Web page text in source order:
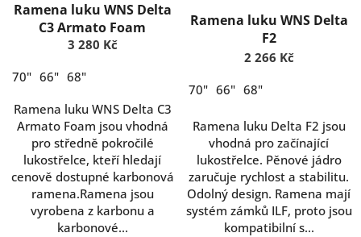
Ramena luku WNS Delta
C3 Armato Foam
3 280 Kč
70" 66" 68"
Ramena luku WNS Delta C3
Armato Foam jsou vhodná
pro středně pokročilé
lukostřelce, kteří hledají
cenově dostupné karbonová
ramena.Ramena jsou
vyrobena z karbonu a
karbonové...
Ramena luku WNS Delta
F2
2 266 Kč
70" 66" 68"
Ramena luku Delta F2 jsou
vhodná pro začínající
lukostřelce. Pěnové jádro
zaručuje rychlost a stabilitu.
Odolný design. Ramena mají
systém zámků ILF, proto jsou
kompatibilní s...